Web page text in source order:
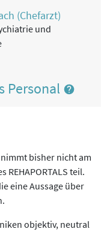
(Chefarzt)
und
Personal
bisher nicht am
teil.
eine Aussage über
objektiv, neutral